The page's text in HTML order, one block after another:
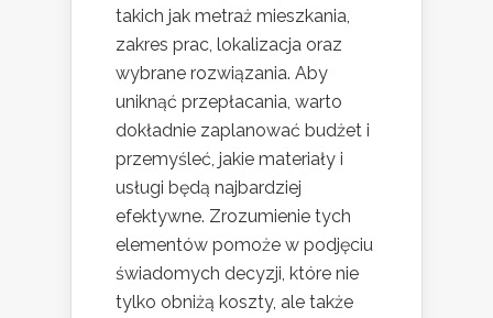
takich jak metraż mieszkania,
zakres prac, lokalizacja oraz
wybrane rozwiązania. Aby
uniknąć przepłacania, warto
dokładnie zaplanować budżet i
przemyśleć, jakie materiały i
usługi będą najbardziej
efektywne. Zrozumienie tych
elementów pomoże w podjęciu
świadomych decyzji, które nie
tylko obniżą koszty, ale także